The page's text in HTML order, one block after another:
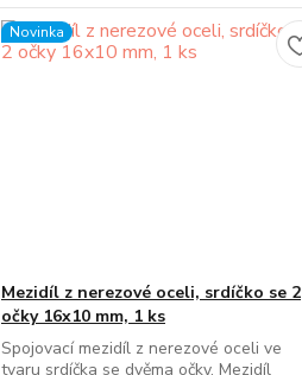
Novinka
Mezidíl z nerezové oceli, srdíčko se 2
očky 16x10 mm, 1 ks
Spojovací mezidíl z nerezové oceli ve
tvaru srdíčka se dvěma očky. Mezidíl